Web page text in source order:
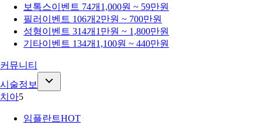
보톡스이벤트 74개 1,000원 ~ 59만원
필러 이벤트 106개 2만원 ~ 700만원
성형이벤트 314개 1만원 ~ 1,800만원
기타이벤트 134개 1,100원 ~ 440만원
커뮤니티
시술정보
치아5
임플란트HOT